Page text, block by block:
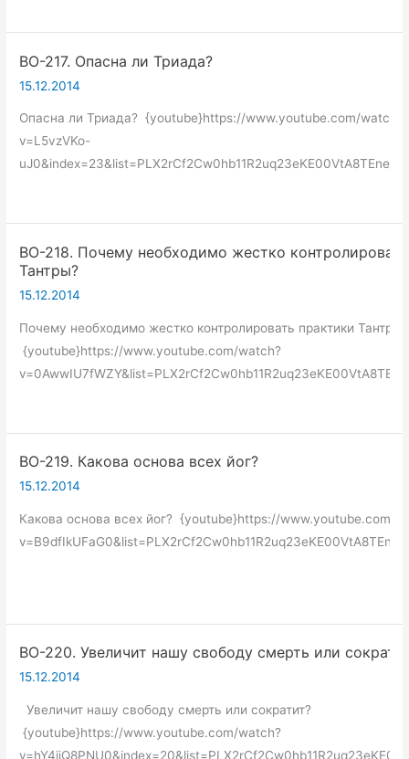
ВО-217. Опасна ли Триада?
15.12.2014
Опасна ли Триада? {youtube}https://www.youtube.com/watch?
v=L5vzVKo-
uJ0&index=23&list=PLX2rCf2Cw0hb11R2uq23eKE00VtA8TEne{/
ВО-218. Почему необходимо жестко
Тантры?
15.12.2014
Почему необходимо жестко контролировать практики Тантры?
{youtube}https://www.youtube.com/watch?
ВО-219. Какова основа всех йог?
15.12.2014
Какова основа всех йог? {youtube}https://www.youtube.com/
ВО-220. Увеличит нашу свободу смерть или
15.12.2014
Увеличит нашу свободу смерть или сократит?
{youtube}https://www.youtube.com/watch?